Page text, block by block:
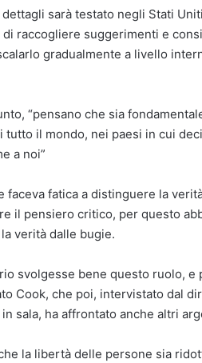
sarà testato negli Stati
raccogliere suggerimenti e
gradualmente a livello
“pensano che sia
tutto il mondo, nei paesi in cui
a noi”
faceva fatica a distinguere la
il pensiero critico, per questo
verità dalle bugie.
svolgesse bene questo ruolo,
Cook, che poi, intervistato dal
sala, ha affrontato anche altri
la libertà delle persone sia